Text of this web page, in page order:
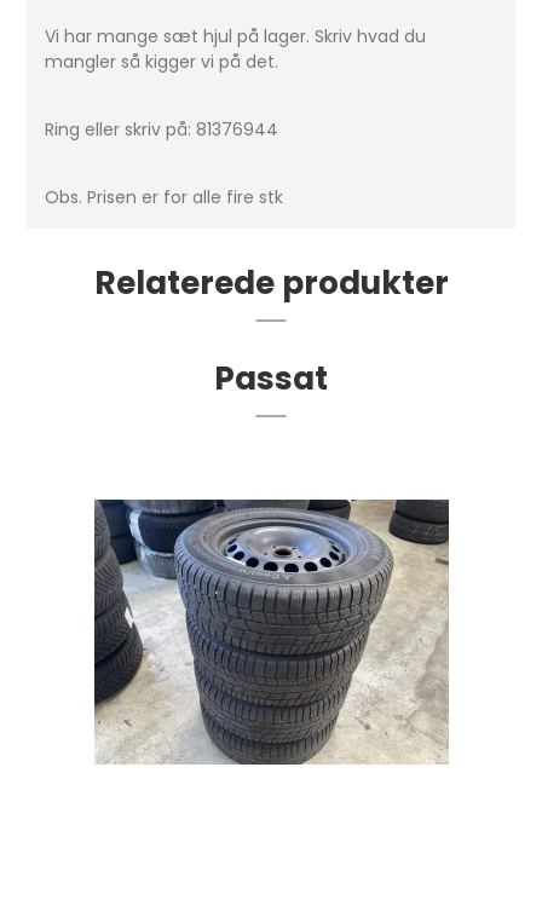
Vi har mange sæt hjul på lager. Skriv hvad du
mangler så kigger vi på det.
Ring eller skriv på: 81376944
Obs. Prisen er for alle fire stk
Relaterede produkter
Passat